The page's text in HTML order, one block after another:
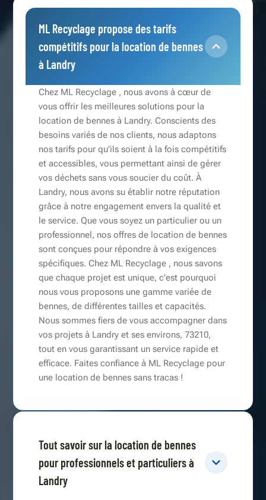
ML Recyclage propose des tarifs
compétitifs pour la location de bennes
à Landry
Chez ML Recyclage , nous avons à cœur de
vous offrir les meilleures solutions pour la
location de bennes à Landry. Conscients des
besoins variés de nos clients, nous adaptons
nos tarifs pour qu'ils soient à la fois compétitifs
et accessibles, vous permettant ainsi de gérer
vos déchets sans vous soucier du coût. À
Landry, nous avons su établir notre réputation
grâce à notre engagement envers la qualité et
le service. Que vous soyez un particulier ou un
professionnel, nos offres de location de bennes
sont conçues pour répondre à vos exigences
spécifiques. Chez ML Recyclage , nous savons
que chaque projet est unique, c'est pourquoi
nous vous proposons une gamme variée de
bennes, de différentes tailles et capacités.
Nous sommes fiers de vous accompagner dans
vos projets à Landry et ses environs, 73210,
tout en vous garantissant un service rapide et
efficace. Faites confiance à ML Recyclage pour
une location de bennes sans tracas !
Tout savoir sur la location de bennes
pour professionnels et particuliers à
Landry